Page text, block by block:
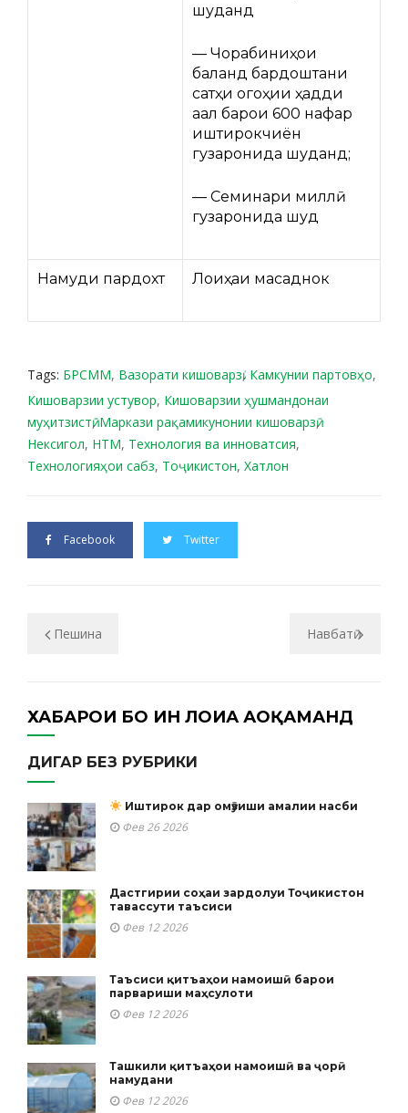
шуданд
— Чорабиниҳои
баланд бардоштани
сатҳи огоҳии ҳадди
ақал барои 600 нафар
иштирокчиён
гузаронида шуданд;
— Семинари миллӣ
гузаронида шуд
Намуди пардохт Лоиҳаи мақсаднок
Tags: БРСММ, Вазорати кишоварзӣ, Камкунии партовҳо,
Кишоварзии устувор, Кишоварзии ҳушмандонаи
муҳитзистӣ,Маркази рақамикунонии кишоварзӣ,
Нексигол, НТМ, Технология ва инноватсия,
Технологияҳои сабз, Тоҷикистон, Хатлон
Facebook Twitter
Пешина Навбатӣ
ХАБАРҲОИ БО ИН ЛОИҲА АОҚАМАНД
ДИГАР БЕЗ РУБРИКИ
Иштирок дар омӯзиши амалии насби
Фев 26 2026
Дастгирии соҳаи зардолуи Тоҷикистон
тавассути таъсиси
Фев 12 2026
Таъсиси қитъаҳои намоишӣ барои
парвариши маҳсулоти
Фев 12 2026
Ташкили қитъаҳои намоишӣ ва ҷорӣ
намудани
Фев 12 2026